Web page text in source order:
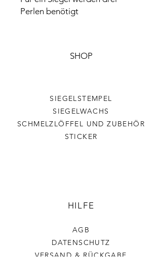
Perlen benötigt
SHOP
SIEGELSTEMPEL
SIEGELWACHS
SCHMELZLÖFFEL UND ZUBEHÖR
STICKER
HILFE
AGB
DATENSCHUTZ
VERSAND & RÜCKGABE